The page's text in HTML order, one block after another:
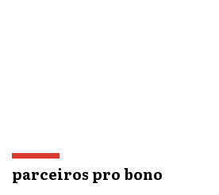
parceiros pro bono